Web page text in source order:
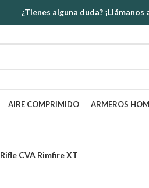
¿Tienes alguna duda? ¡Llámanos
AIRE COMPRIMIDO ARMEROS
Rifle CVA Rimfire XT